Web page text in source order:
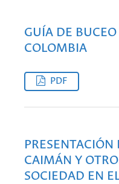
GUÍA DE
COLOMBIA
PDF
CAIMÁN Y
SOCIEDAD EN